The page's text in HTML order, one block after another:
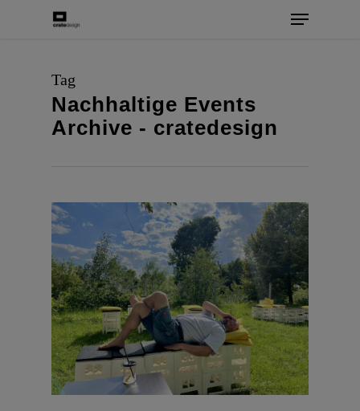
content
Menu
Tag
Nachhaltige Events
Archive - cratedesign